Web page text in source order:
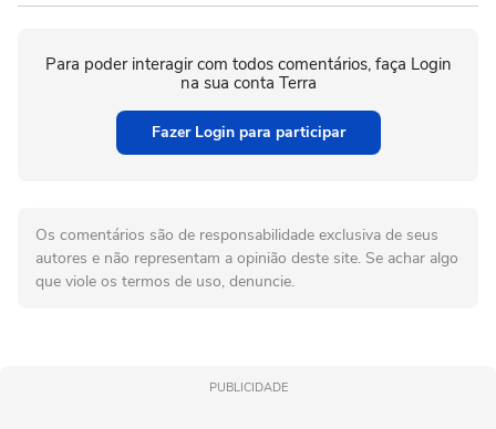
Para poder interagir com todos comentários, faça Login
na sua conta Terra
Fazer Login para participar
Os comentários são de responsabilidade exclusiva de seus
autores e não representam a opinião deste site. Se achar algo
que viole os termos de uso, denuncie.
PUBLICIDADE